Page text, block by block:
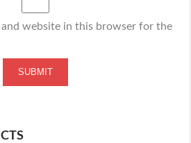
and website in this browser for the